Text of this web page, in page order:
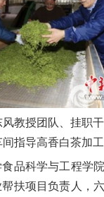
教授团队、挂职
指导高香白茶加工
科学与工程学院
扶项目负责人，